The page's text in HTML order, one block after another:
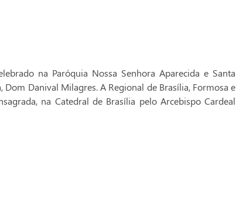
na Paróquia Nossa Senhora Aparecida e Santa
Danival Milagres. A Regional de Brasília, Formosa e
na Catedral de Brasília pelo Arcebispo Cardeal